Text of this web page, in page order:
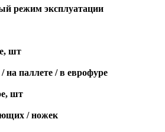
режим эксплуатации
шт
на паллете / в еврофуре
шт
/ ножек